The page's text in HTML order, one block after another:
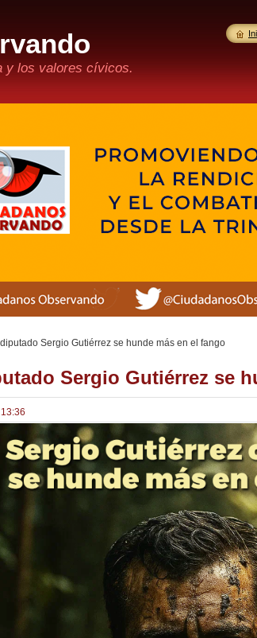
y los valores cívicos.
diputado Sergio Gutiérrez se hunde más en el fango
Sergio Gutiérrez se